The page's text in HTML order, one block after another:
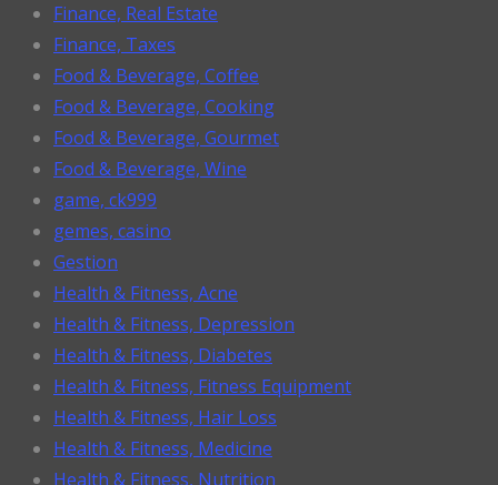
Finance, Real Estate
Finance, Taxes
Food & Beverage, Coffee
Food & Beverage, Cooking
Food & Beverage, Gourmet
Food & Beverage, Wine
game, ck999
gemes, casino
Gestion
Health & Fitness, Acne
Health & Fitness, Depression
Health & Fitness, Diabetes
Health & Fitness, Fitness Equipment
Health & Fitness, Hair Loss
Health & Fitness, Medicine
Health & Fitness, Nutrition